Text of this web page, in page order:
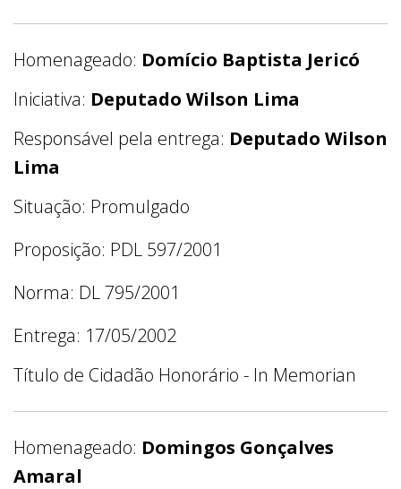
Homenageado: Domício Baptista Jericó
Iniciativa: Deputado Wilson Lima
Responsável pela entrega: Deputado Wilson
Lima
Situação: Promulgado
Proposição: PDL 597/2001
Norma: DL 795/2001
Entrega: 17/05/2002
Título de Cidadão Honorário - In Memorian
Homenageado: Domingos Gonçalves
Amaral